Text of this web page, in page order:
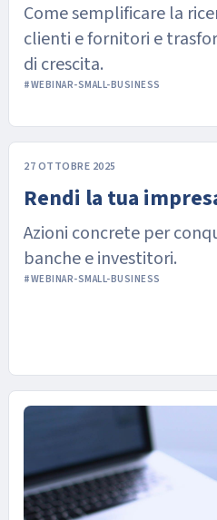
Come semplificare la
clienti e fornitori e
di crescita.
#WEBINAR-SMALL-BUSINESS
27 OTTOBRE 2025
Rendi la tua
Azioni concrete per
banche e investitori.
#WEBINAR-SMALL-BUSINESS